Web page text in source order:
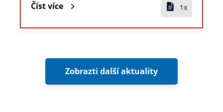
Číst více 1x
Zobrazti další aktuality